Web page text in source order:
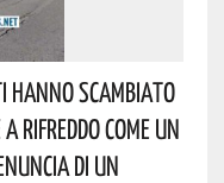
Scambiato
Rifreddo Come Un
Di Un